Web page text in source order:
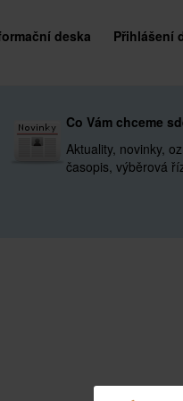
deska Přihlášení
Co Vám chceme
Aktuality, novinky,
časopis, výběrová